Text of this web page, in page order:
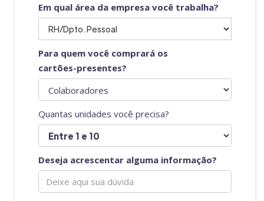
Em qual área da empresa você trabalha?
Para quem você comprará os
cartões-presentes?
Quantas unidades você precisa?
Deseja acrescentar alguma informação?